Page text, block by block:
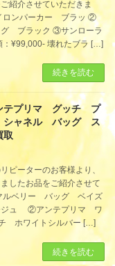
紹介させていただきま
ンパーカー ブラッ ②
ブラック ③サンローラ
¥99,000- 壊れたブラ […]
続きを読む
テプリマ グッチ プ
ャネル バッグ ス
取
ピーターのお客様より、
したお品をご紹介させて
ルベリー バッグ ベイズ
ジュ ②アンテプリマ ワ
ホワイトシルバー […]
続きを読む